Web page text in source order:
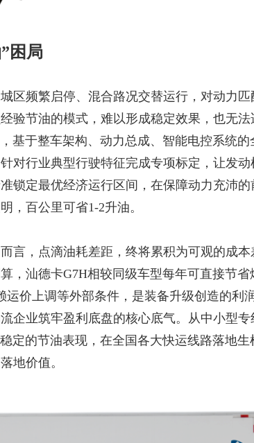
困局
区频繁启停、混合路况交替运行，对动力匹
验节油的模式，难以形成稳定效果，也无法
基于整车架构、动力总成、智能电控系统的
对行业典型行驶特征完成专项标定，让发动
锁定最优经济运行区间，在保障动力充沛的
，百公里可省1-2升油。
言，点滴油耗差距，终将累积为可观的成本
，汕德卡G7H相较同级车型每年可直接节省
价上调等外部条件，是装备升级创造的利
企业筑牢盈利底盘的核心底气。从中小型专
定的节油表现，在全国各大快运线路落地生
地价值。